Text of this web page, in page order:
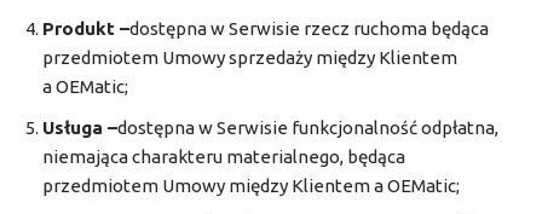
Produkt –dostępna w Serwisie rzecz ruchoma będąca
przedmiotem Umowy sprzedaży między Klientem
a OEMatic;
Usługa –dostępna w Serwisie funkcjonalność odpłatna,
niemająca charakteru materialnego, będąca
przedmiotem Umowy między Klientem a OEMatic;